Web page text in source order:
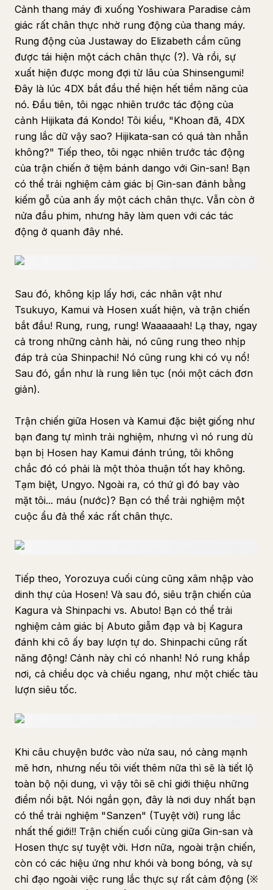
Cảnh thang máy đi xuống Yoshiwara Paradise cảm
giác rất chân thực nhờ rung động của thang máy.
Rung động của Justaway do Elizabeth cầm cũng
được tái hiện một cách chân thực (?). Và rồi, sự
xuất hiện được mong đợi từ lâu của Shinsengumi!
Đây là lúc 4DX bắt đầu thể hiện hết tiềm năng của
nó. Đầu tiên, tôi ngạc nhiên trước tác động của
cảnh Hijikata đá Kondo! Tôi kiểu, "Khoan đã, 4DX
rung lắc dữ vậy sao? Hijikata-san có quá tàn nhẫn
không?" Tiếp theo, tôi ngạc nhiên trước tác động
của trận chiến ở tiệm bánh dango với Gin-san! Bạn
có thể trải nghiệm cảm giác bị Gin-san đánh bằng
kiếm gỗ của anh ấy một cách chân thực. Vẫn còn ở
nửa đầu phim, nhưng hãy làm quen với các tác
động ở quanh đây nhé.
Sau đó, không kịp lấy hơi, các nhân vật như
Tsukuyo, Kamui và Hosen xuất hiện, và trận chiến
bắt đầu! Rung, rung, rung! Waaaaaah! Lạ thay, ngay
cả trong những cảnh hài, nó cũng rung theo nhịp
đáp trả của Shinpachi! Nó cũng rung khi có vụ nổ!
Sau đó, gần như là rung liên tục (nói một cách đơn
giản).
Trận chiến giữa Hosen và Kamui đặc biệt giống như
bạn đang tự mình trải nghiệm, nhưng vì nó rung dù
bạn bị Hosen hay Kamui đánh trúng, tôi không
chắc đó có phải là một thỏa thuận tốt hay không.
Tạm biệt, Ungyo. Ngoài ra, có thứ gì đó bay vào
mặt tôi... máu (nước)? Bạn có thể trải nghiệm một
cuộc ẩu đả thể xác rất chân thực.
Tiếp theo, Yorozuya cuối cùng cũng xâm nhập vào
dinh thự của Hosen! Và sau đó, siêu trận chiến của
Kagura và Shinpachi vs. Abuto! Bạn có thể trải
nghiệm cảm giác bị Abuto giẫm đạp và bị Kagura
đánh khi cô ấy bay lượn tự do. Shinpachi cũng rất
năng động! Cảnh này chỉ có nhanh! Nó rung khắp
nơi, cả chiều dọc và chiều ngang, như một chiếc tàu
lượn siêu tốc.
Khi câu chuyện bước vào nửa sau, nó càng mạnh
mẽ hơn, nhưng nếu tôi viết thêm nữa thì sẽ là tiết lộ
toàn bộ nội dung, vì vậy tôi sẽ chỉ giới thiệu những
điểm nổi bật. Nói ngắn gọn, đây là nơi duy nhất bạn
có thể trải nghiệm "Sanzen" (Tuyệt vời) rung lắc
nhất thế giới!! Trận chiến cuối cùng giữa Gin-san và
Hosen thực sự tuyệt vời. Hơn nữa, ngoài trận chiến,
còn có các hiệu ứng như khói và bong bóng, và sự
chỉ đạo ngoài việc rung lắc thực sự rất cảm động (※